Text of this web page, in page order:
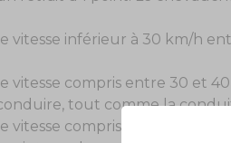
vitesse inférieur à 30 km/h
vitesse compris entre 30 et
tout comme la
vitesse compris entre 40 et